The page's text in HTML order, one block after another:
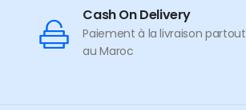
Cash On Delivery
Paiement à la livraison partout
au Maroc